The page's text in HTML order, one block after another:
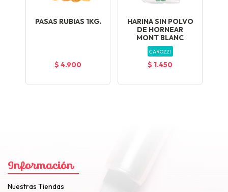
PASAS RUBIAS 1KG.
$ 4.900
HARINA SIN POLVO
DE HORNEAR
MONT BLANC
CAROZZI
$ 1.450
Información
Nuestras Tiendas